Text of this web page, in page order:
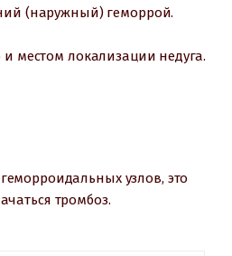
(наружный) геморрой.
местом локализации недуга.
узлов, это
тромбоз.